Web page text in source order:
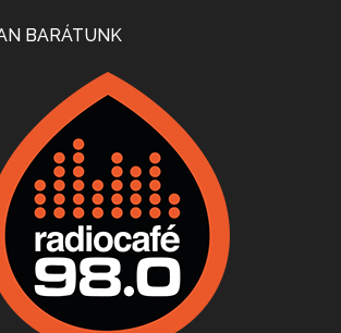
Apr 24, 2026 • 00:38:10
Villány, kékfrankos, Jackfall
Apr 17, 2026 • 00:35:38
Apr 9, 2026 • 00:37:17
BARÁTUNK